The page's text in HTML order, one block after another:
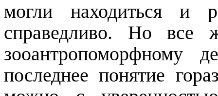
могли находиться и
справедливо. Новсе
зооантропоморфному
последнее понятие